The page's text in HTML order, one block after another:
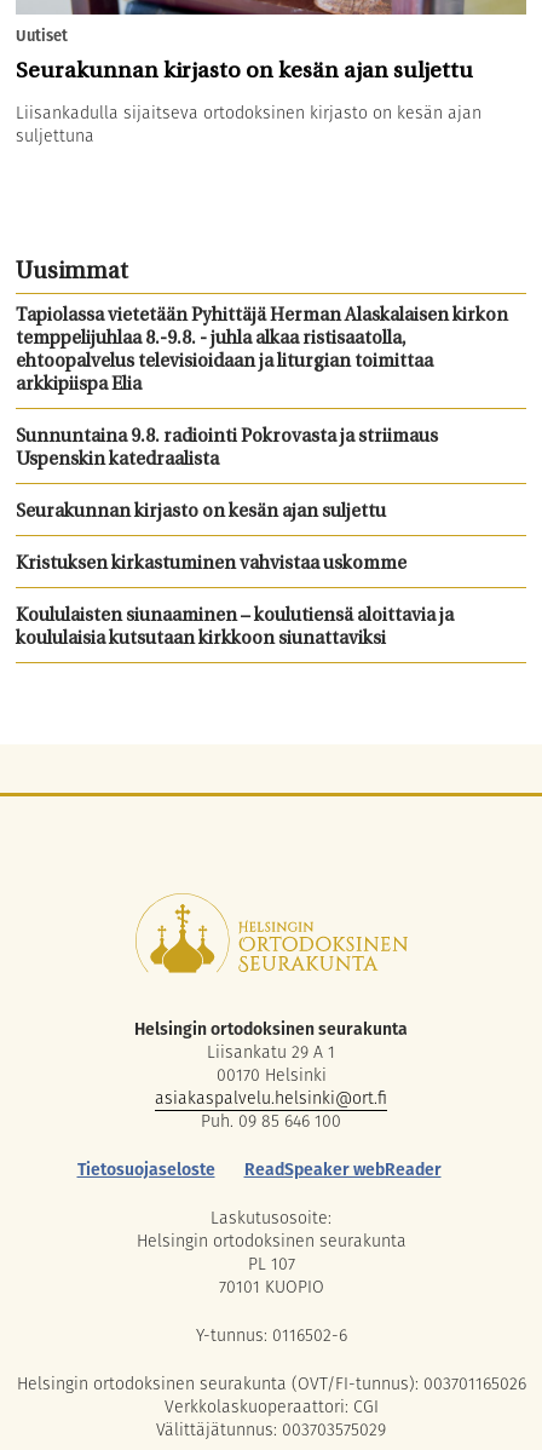
Uutiset
Seurakunnan kirjasto on kesän ajan suljettu
Liisankadulla sijaitseva ortodoksinen kirjasto on kesän ajan
suljettuna
Uusimmat
Tapiolassa vietetään Pyhittäjä Herman Alaskalaisen kirkon
temppelijuhlaa 8.-9.8. - juhla alkaa ristisaatolla,
ehtoopalvelus televisioidaan ja liturgian toimittaa
arkkipiispa Elia
Sunnuntaina 9.8. radiointi Pokrovasta ja striimaus
Uspenskin katedraalista
Seurakunnan kirjasto on kesän ajan suljettu
Kristuksen kirkastuminen vahvistaa uskomme
Koululaisten siunaaminen – koulutiensä aloittavia ja
koululaisia kutsutaan kirkkoon siunattaviksi
Helsingin ortodoksinen seurakunta
Liisankatu 29 A 1
00170 Helsinki
asiakaspalvelu.helsinki@ort.fi
Puh. 09 85 646 100
Tietosuojaseloste
ReadSpeaker webReader
Laskutusosoite:
Helsingin ortodoksinen seurakunta
PL 107
70101 KUOPIO
Y-tunnus: 0116502-6
Helsingin ortodoksinen seurakunta (OVT/FI-tunnus): 003701165026
Verkkolaskuoperaattori: CGI
Välittäjätunnus: 003703575029